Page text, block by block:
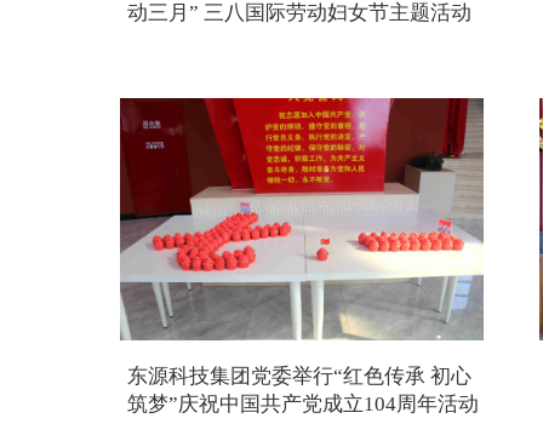
动三月” 三八国际劳动妇女节主题活动
东源科技集团党委举行“红色传承 初心
筑梦”庆祝中国共产党成立104周年活动